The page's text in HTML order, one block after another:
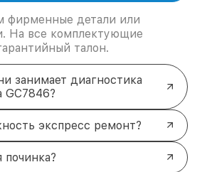
фирменные детали или
На все комплектующие
талон.
занимает диагностика
GC7846?
экспресс ремонт?
починка?